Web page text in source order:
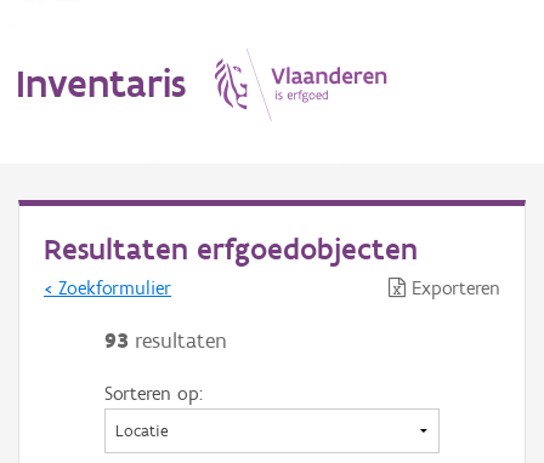
Inventaris
Erfgoedobject
Aanduidingsobject
Waarneming
Resultaten erfgoedobjecten
< Zoekformulier Exporteren
93 resultaten
Sorteren op: